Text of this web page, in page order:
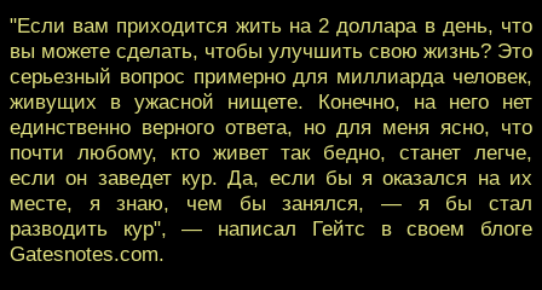
"Если вам приходится жить на 2 доллара в день, что
вы можете сделать, чтобы улучшить свою жизнь? Это
серьезный вопрос примерно для миллиарда человек,
живущих в ужасной нищете. Конечно, на него нет
единственно верного ответа, но для меня ясно, что
почти любому, кто живет так бедно, станет легче,
если он заведет кур. Да, если бы я оказался на их
месте, я знаю, чем бы занялся, — я бы стал
разводить кур", — написал Гейтс в своем блоге
Gatesnotes.com.